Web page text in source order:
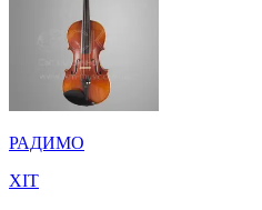
РАДИМО
ХІТ